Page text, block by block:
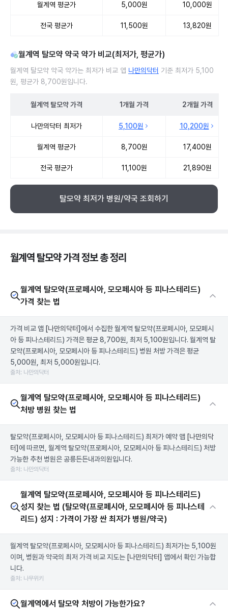
월계역 평균가 5,000원 10,000원
전국 평균가 11,500원 13,820원
월계역 탈모약 약국 약가 비교(최저가, 평균가)
월계역 탈모약 약국 약가는 최저가 비교 앱 나만의닥터 기준 최저가 5,100
원, 평균가 8,700원입니다.
월계역 탈모약가격 1개월 가격 2개월 가격
나만의닥터 최저가 5,100원 10,200원
월계역 평균가 8,700원 17,400원
전국 평균가 11,100원 21,890원
탈모약 최저가 병원/약국 조회하기
월계역 탈모약 가격 정보 총 정리
월계역 탈모약(프로페시아, 모모페시아 등 피나스테리드)
가격 찾는 법
가격 비교 앱 [나만의닥터] 에서 수집한 월계역 탈모약(프로페시아, 모모페시
아 등 피나스테리드) 가격은 평균 8,700원, 최저 5,100원입니다. 월계역 탈
모약(프로페시아, 모모페시아 등 피나스테리드) 병원 처방 가격은 평균
5,000원, 최저 5,000원입니다.
출처: 나만의닥터
월계역 탈모약(프로페시아, 모모페시아 등 피나스테리드)
처방 병원 찾는 법
탈모약(프로페시아, 모모페시아 등 피나스테리드) 최저가 예약 앱 [나만의닥
터] 에 따르면, 월계역 탈모약(프로페시아, 모모페시아 등 피나스테리드) 처방
가능한 추천 병원은 공릉든든내과의원입니다.
출처: 나만의닥터
월계역 탈모약(프로페시아, 모모페시아 등 피나스테리드)
성지 찾는 법 (탈모약(프로페시아, 모모페시아 등 피나스테
리드) 성지 : 가격이 가장 싼 최저가 병원/약국)
월계역 탈모약(프로페시아, 모모페시아 등 피나스테리드) 최저가는 5,100원
이며, 병원과 약국의 최저 가격 비교 지도는 [나만의닥터] 앱에서 확인 가능합
니다.
출처: 나무위키
월계역에서 탈모약 처방이 가능한가요?